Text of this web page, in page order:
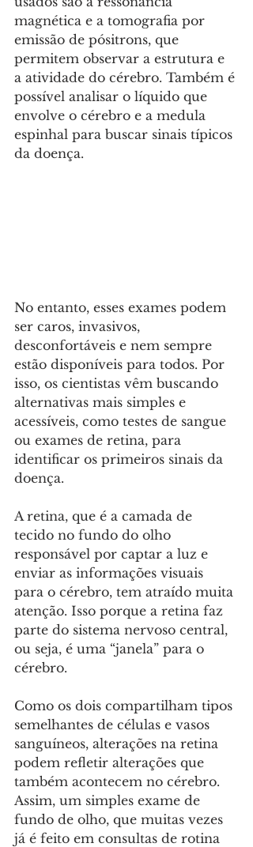
magnética e a tomografia por
emissão de pósitrons, que
permitem observar a estrutura e
a atividade do cérebro. Também é
possível analisar o líquido que
envolve o cérebro e a medula
espinhal para buscar sinais típicos
da doença.
No entanto, esses exames podem
ser caros, invasivos,
desconfortáveis e nem sempre
estão disponíveis para todos. Por
isso, os cientistas vêm buscando
alternativas mais simples e
acessíveis, como testes de sangue
ou exames de retina, para
identificar os primeiros sinais da
doença.
A retina, que é a camada de
tecido no fundo do olho
responsável por captar a luz e
enviar as informações visuais
para o cérebro, tem atraído muita
atenção. Isso porque a retina faz
parte do sistema nervoso central,
ou seja, é uma “janela” para o
cérebro.
Como os dois compartilham tipos
semelhantes de células e vasos
sanguíneos, alterações na retina
podem refletir alterações que
também acontecem no cérebro.
Assim, um simples exame de
fundo de olho, que muitas vezes
já é feito em consultas de rotina